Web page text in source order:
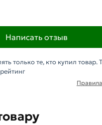
Написать отзыв
только те, кто купил товар.